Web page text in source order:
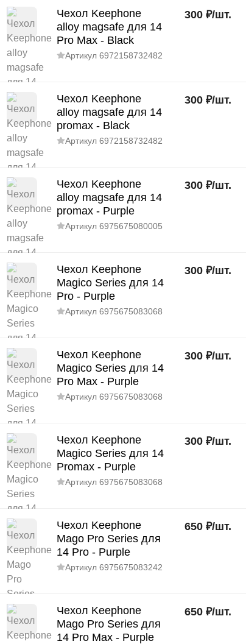
Чехол Keephone
alloy magsafe для 14
Pro Max - Black
Артикул 6972158732482
300 ₽/шт.
Чехол Keephone
alloy magsafe для 14
promax - Black
Артикул 6972158732482
300 ₽/шт.
Чехол Keephone
alloy magsafe для 14
promax - Purple
Артикул 6975675080005
300 ₽/шт.
Чехол Keephone
Magico Series для 14
Pro - Purple
Артикул 6975675083068
300 ₽/шт.
Чехол Keephone
Magico Series для 14
Pro Max - Purple
Артикул 6975675083068
300 ₽/шт.
Чехол Keephone
Magico Series для 14
Promax - Purple
Артикул 6975675083068
300 ₽/шт.
Чехол Keephone
Mago Pro Series для
14 Pro - Purple
Артикул 6975675083242
650 ₽/шт.
Чехол Keephone
Mago Pro Series для
14 Pro Max - Purple
650 ₽/шт.